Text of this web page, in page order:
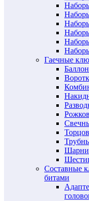
Гаечные
Составные
битами